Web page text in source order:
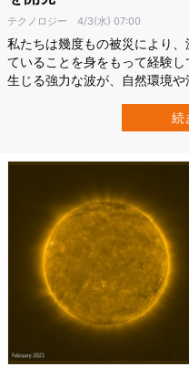
テクノロジー 4/3(水) 07:00
私たちは幾度もの被災により
ていることを身をもって経験
生じる強力な波が、自然環境
は、長く研究されていて、消
「サンゴ礁」もそのような波
続